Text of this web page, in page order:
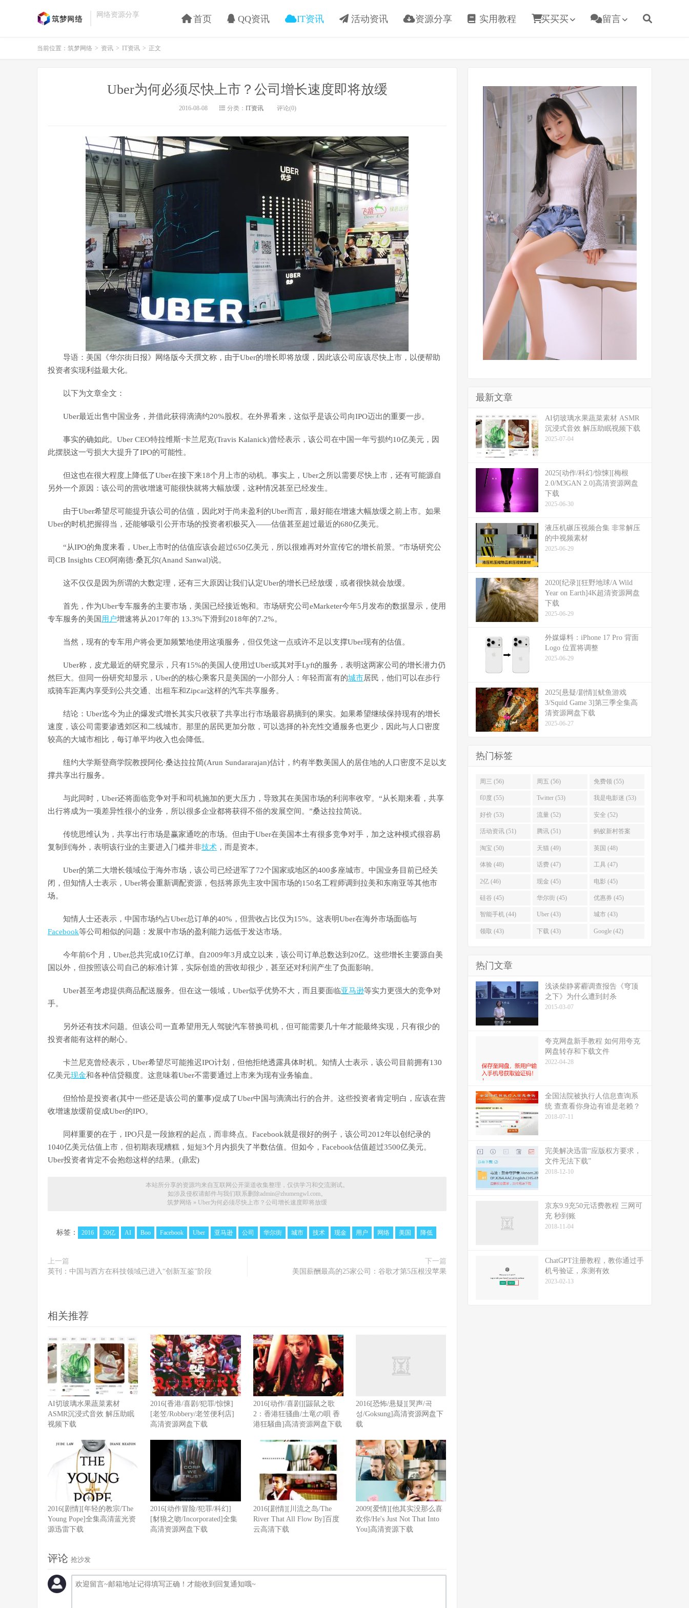
网络资源分享 首页 QQ资讯 IT资讯 活动资讯 资源分享 实用教程 买买买 留言
当前位置： 筑梦网络 > 资讯 > IT资讯 > 正文
Uber为何必须尽快上市？公司增长速度即将放缓
2016-08-08 分类： IT资讯 评论(0)
导语：美国《华尔街日报》网络版今天撰文称，由于Uber的增长即将放缓，因此该公司应该尽快上市，以便帮助
投资者实现利益最大化。
以下为文章全文：
Uber最近出售中国业务，并借此获得滴滴约20%股权。在外界看来，这似乎是该公司向IPO迈出的重要一步。
事实的确如此。Uber CEO特拉维斯·卡兰尼克(Travis Kalanick)曾经表示，该公司在中国一年亏损约10亿美元，因
此摆脱这一亏损大大提升了IPO的可能性。
但这也在很大程度上降低了Uber在接下来18个月上市的动机。事实上，Uber之所以需要尽快上市，还有可能源自
另外一个原因：该公司的营收增速可能很快就将大幅放缓，这种情况甚至已经发生。
由于Uber希望尽可能提升该公司的估值，因此对于尚未盈利的Uber而言，最好能在增速大幅放缓之前上市。如果
Uber的时机把握得当，还能够吸引公开市场的投资者积极买入——估值甚至超过最近的680亿美元。
“从IPO的角度来看，Uber上市时的估值应该会超过650亿美元，所以很难再对外宣传它的增长前景。”市场研究公
司CB Insights CEO阿南德·桑瓦尔(Anand Sanwal)说。
这不仅仅是因为所谓的大数定理，还有三大原因让我们认定Uber的增长已经放缓，或者很快就会放缓。
首先，作为Uber专车服务的主要市场，美国已经接近饱和。市场研究公司eMarketer今年5月发布的数据显示，使用
专车服务的美国 用户增速将从2017年的 13.3%下滑到2018年的7.2%。
当然，现有的专车用户将会更加频繁地使用这项服务，但仅凭这一点或许不足以支撑Uber现有的估值。
Uber称，皮尤最近的研究显示，只有15%的美国人使用过Uber或其对手Lyft的服务，表明这两家公司的增长潜力仍
然巨大。但同一份研究却显示，Uber的的核心乘客只是美国的一小部分人：年轻而富有的城市居民，他们可以在步行
或骑车距离内享受到公共交通、出租车和Zipcar这样的汽车共享服务。
结论：Uber迄今为止的爆发式增长其实只收获了共享出行市场最容易摘到的果实。如果希望继续保持现有的增长
速度，该公司需要渗透郊区和二线城市。那里的居民更加分散，可以选择的补充性交通服务也更少，因此与人口密度
较高的大城市相比，每订单平均收入也会降低。
纽约大学斯登商学院教授阿伦·桑达拉拉简(Arun Sundararajan)估计，约有半数美国人的居住地的人口密度不足以支
撑共享出行服务。
与此同时，Uber还将面临竞争对手和司机施加的更大压力，导致其在美国市场的利润率收窄。“从长期来看，共享
出行将成为一项差异性很小的业务，所以很多企业都将获得不俗的发展空间。”桑达拉拉简说。
传统思维认为，共享出行市场是赢家通吃的市场。但由于Uber在美国本土有很多竞争对手，加之这种模式很容易
复制到海外，表明该行业的主要进入门槛并非技术 ，而是资本。
Uber的第二大增长领域位于海外市场，该公司已经进军了72个国家或地区的400多座城市。中国业务目前已经关
闭，但知情人士表示，Uber将会重新调配资源，包括将原先主攻中国市场的150名工程师调到拉美和东南亚等其他市
场。
知情人士还表示，中国市场约占Uber总订单的40%，但营收占比仅为15%。这表明Uber在海外市场面临与
Facebook等公司相似的问题：发展中市场的盈利能力远低于发达市场。
今年前6个月，Uber总共完成10亿订单。自2009年3月成立以来，该公司订单总数达到20亿。这些增长主要源自美
国以外，但按照该公司自己的标准计算，实际创造的营收却很少，甚至还对利润产生了负面影响。
Uber甚至考虑提供商品配送服务。但在这一领域，Uber似乎优势不大，而且要面临亚马逊等实力更强大的竞争对
手。
另外还有技术问题。但该公司一直希望用无人驾驶汽车替换司机，但可能需要几十年才能最终实现，只有很少的
投资者能有这样的耐心。
卡兰尼克曾经表示，Uber希望尽可能推迟IPO计划，但他拒绝透露具体时机。知情人士表示，该公司目前拥有130
亿美元现金和各种信贷额度。这意味着Uber不需要通过上市来为现有业务输血。
但恰恰是投资者(其中一些还是该公司的董事)促成了Uber中国与滴滴出行的合并。这些投资者肯定明白，应该在营
收增速放缓前促成Uber的IPO。
同样重要的在于，IPO只是一段旅程的起点，而非终点。Facebook就是很好的例子，该公司2012年以创纪录的
1040亿美元估值上市，但初期表现糟糕，短短3个月内损失了半数估值。但如今，Facebook估值超过3500亿美元。
Uber投资者肯定不会抱怨这样的结果。(鼎宏)
本站所分享的资源均来自互联网公开渠道收集整理，仅供学习和交流测试。
如涉及侵权请邮件与我们联系删除admin@zhumengwl.com。
筑梦网络 » Uber为何必须尽快上市？公司增长速度即将放缓
标签： 2016 20亿 AI Boo Facebook Uber 亚马逊 公司 华尔街 城市 技术 现金 用户 网络 美国 降低
上一篇
英刊：中国与西方在科技领域已进入“创新互鉴”阶段
下一篇
美国薪酬最高的25家公司：谷歌才第5压根没苹果
相关推荐
​​AI切玻璃水果蔬菜素材
ASMR沉浸式音效 解压助眠
视频下载
2016[香港/喜剧/犯罪/惊悚]
[老笠/Robbery/老笠便利店]
高清资源网盘下载
2016[动作/喜剧][鼹鼠之歌
2：香港狂骚曲/土竜の唄 香
港狂騒曲]高清资源网盘下载
2016[恐怖/悬疑][哭声/곡
성/Goksung]高清资源网盘下
载
2016[剧情][年轻的教宗/The
Young Pope]全集高清蓝光资
源迅雷下载
2016[动作冒险/犯罪/科幻]
[豺狼之吻/Incorporated]全集
高清资源网盘下载
2016[剧情][川流之岛/The
River That All Flow By]百度
云高清下载
2009[爱情][他其实没那么喜
欢你/He's Just Not That Into
You]高清资源下载
评论 抢沙发
最新文章
​​AI切玻璃水果蔬菜素材 ASMR
沉浸式音效 解压助眠视频下载
2025-07-04
2025[动作/科幻/惊悚][梅根
2.0/M3GAN 2.0]高清资源网盘
下载
2025-06-30
液压机碾压视频合集 非常解压
的中视频素材
2025-06-29
2020[纪录][狂野地球/A Wild
Year on Earth]4K超清资源网盘
下载
2025-06-29
外媒爆料：​​iPhone 17 Pro 背面
Logo 位置将调整​​
2025-06-29
2025[悬疑/剧情][鱿鱼游戏
3/Squid Game 3]第三季全集高
清资源网盘下载
2025-06-27
热门标签
周三 (56) 周五 (56) 免费领 (55)
印度 (55) Twitter (53) 我是电影迷 (53)
好价 (53) 流量 (52) 安全 (52)
活动资讯 (51) 腾讯 (51) 蚂蚁新村答案
(51)
淘宝 (50) 天猫 (49) 英国 (48)
体验 (48) 话费 (47) 工具 (47)
2亿 (46) 现金 (45) 电影 (45)
硅谷 (45) 华尔街 (45) 优惠券 (45)
智能手机 (44) Uber (43) 城市 (43)
领取 (43) 下载 (43) Google (42)
热门文章
浅谈柴静雾霾调查报告《穹顶
之下》为什么遭到封杀
2015-03-07
夸克网盘新手教程 如何用夸克
网盘转存和下载文件
2022-04-28
全国法院被执行人信息查询系
统 查查看你身边有谁是老赖？
2018-07-11
完美解决迅雷“应版权方要求，
文件无法下载”
2018-12-10
京东9.9充50元话费教程 三网可
充 秒到账
2018-11-04
ChatGPT注册教程，教你通过手
机号验证，亲测有效
2023-02-13